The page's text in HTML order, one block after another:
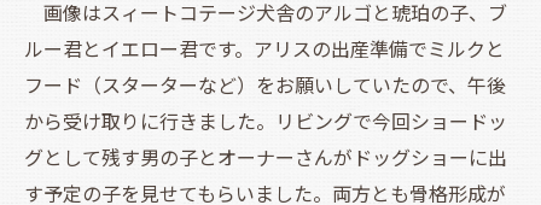
画像はスィートコテージ犬舎のアルゴと琥珀の子、ブ
ルー君とイエロー君です。アリスの出産準備でミルクと
フード（スターターなど）をお願いしていたので、午後
から受け取りに行きました。リビングで今回ショードッ
グとして残す男の子とオーナーさんがドッグショーに出
す予定の子を見せてもらいました。両方とも骨格形成が